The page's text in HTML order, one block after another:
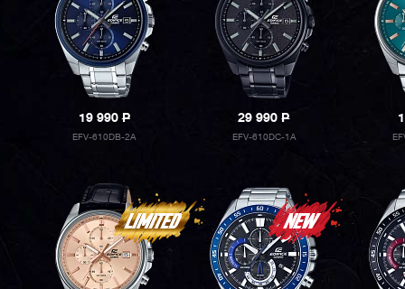
19 990P
EFV-610DB-2A
29 990P
EFV-610DC-1A